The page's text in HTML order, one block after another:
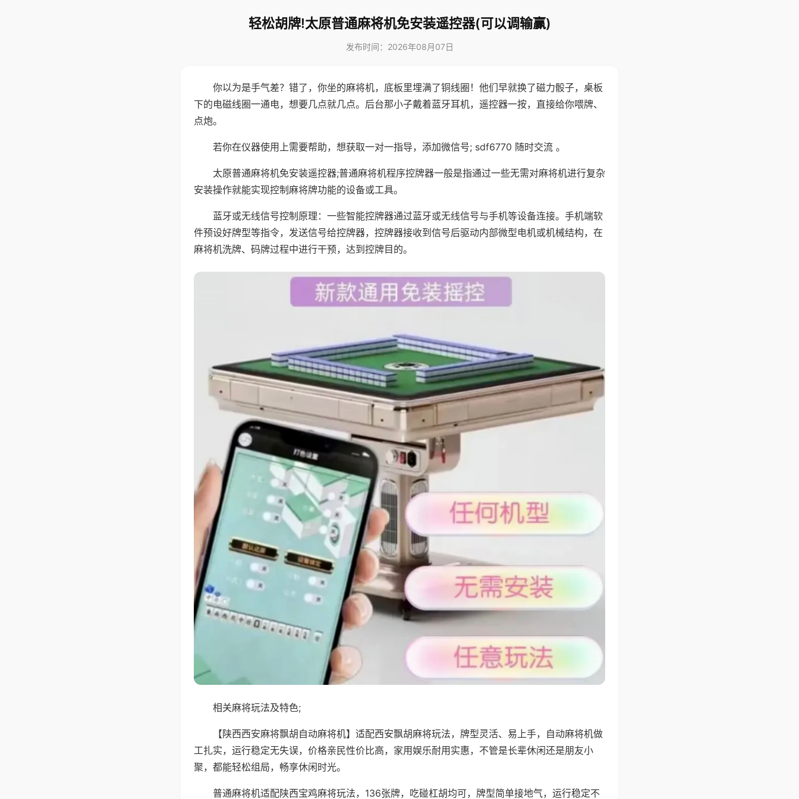
轻松胡牌!太原普通麻将机免安装遥控器(可以调输赢)
发布时间：2026年08月07日
你以为是手气差？错了，你坐的麻将机，底板里埋满了铜线圈！他们早就换了磁力骰子，桌板
下的电磁线圈一通电，想要几点就几点。后台那小子戴着蓝牙耳机，遥控器一按，直接给你喂牌、
点炮。
若你在仪器使用上需要帮助，想获取一对一指导，添加微信号; sdf6770 随时交流 。
太原普通麻将机免安装遥控器;普通麻将机程序控牌器一般是指通过一些无需对麻将机进行复杂
安装操作就能实现控制麻将牌功能的设备或工具。
蓝牙或无线信号控制原理：一些智能控牌器通过蓝牙或无线信号与手机等设备连接。手机端软
件预设好牌型等指令，发送信号给控牌器，控牌器接收到信号后驱动内部微型电机或机械结构，在
麻将机洗牌、码牌过程中进行干预，达到控牌目的。
相关麻将玩法及特色;
【陕西西安麻将飘胡自动麻将机】适配西安飘胡麻将玩法，牌型灵活、易上手，自动麻将机做
工扎实，运行稳定无失误，价格亲民性价比高，家用娱乐耐用实惠，不管是长辈休闲还是朋友小
聚，都能轻松组局，畅享休闲时光。
普通麻将机适配陕西宝鸡麻将玩法，136张牌，吃碰杠胡均可，牌型简单接地气，运行稳定不